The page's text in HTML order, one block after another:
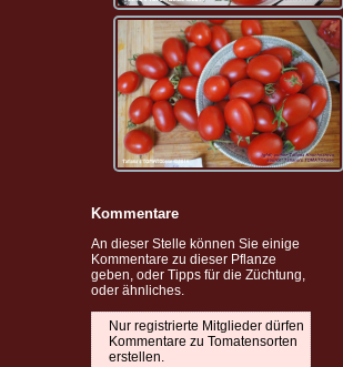
Kommentare
An dieser Stelle können Sie einige
Kommentare zu dieser Pflanze
geben, oder Tipps für die Züchtung,
oder ähnliches.
Nur registrierte Mitglieder dürfen
Kommentare zu Tomatensorten
erstellen.